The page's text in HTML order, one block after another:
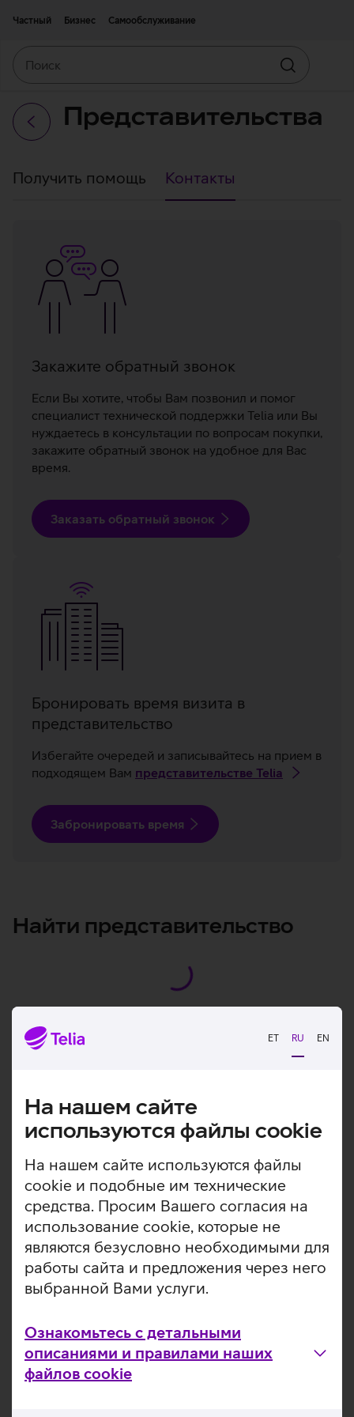
ET RU EN
На нашем сайте
используются файлы cookie
На нашем сайте используются файлы
cookie и подобные им технические
средства. Просим Вашего согласия на
использование cookie, которые не
являются безусловно необходимыми для
работы сайта и предложения через него
выбранной Вами услуги.
Ознакомьтесь с детальными
описаниями и правилами наших
файлов cookie
Частный
Бизнес Самообслуживание
Искать
контактыПредставительства
Получить помощь Контакты
Закажите обратный звонок
Если Вы хотите, чтобы Вам позвонил и помог
специалист технической поддержки Telia или Вы
нуждаетесь в консультации по вопросам покупки,
закажите обратный звонок на удобное для Вас
время.
Заказать обратный звонок
Бронировать время визита в
представительство
Избегайте очередей и записывайтесь на прием в
подходящем Вам представительстве Telia
Забронировать время
Найти представительство
Переведите свой
номер в Telia!
Переведите свой номер в Telia и
мобильной связи и обслуживания.
Связаться